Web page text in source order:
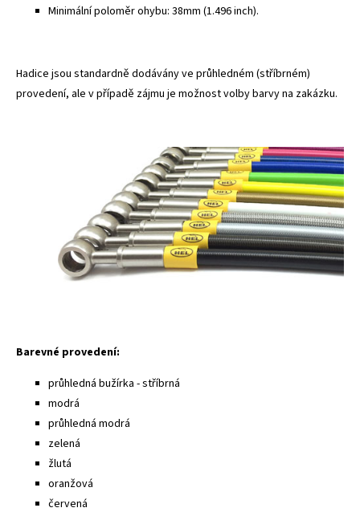
Minimální poloměr ohybu: 38mm (1.496 inch).
Hadice jsou standardně dodávány ve průhledném (stříbrném)
provedení, ale v případě zájmu je možnost volby barvy na zakázku.
Barevné provedení:
průhledná bužírka - stříbrná
modrá
průhledná modrá
zelená
žlutá
oranžová
červená